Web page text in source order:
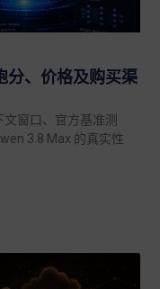
、价格及购买渠
窗口、官方基准测
3.8 Max 的真实性